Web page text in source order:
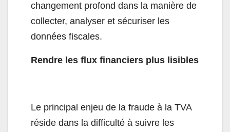
changement profond dans la manière de
collecter, analyser et sécuriser les
données fiscales.
Rendre les flux financiers plus lisibles
Le principal enjeu de la fraude à la TVA
réside dans la difficulté à suivre les